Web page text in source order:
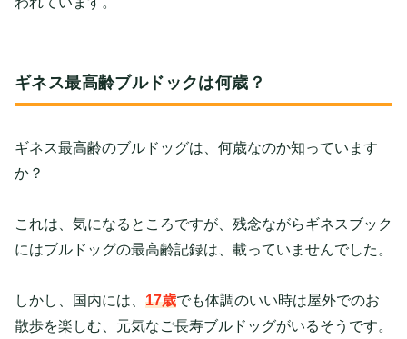
ギネス最高齢ブルドックは何歳？
ギネス最高齢のブルドッグは、何歳なのか知っています
か？
これは、気になるところですが、残念ながらギネスブック
にはブルドッグの最高齢記録は、載っていませんでした。
しかし、国内には、 17歳でも体調のいい時は屋外でのお
散歩を楽しむ、元気なご長寿ブルドッグがいるそうです。